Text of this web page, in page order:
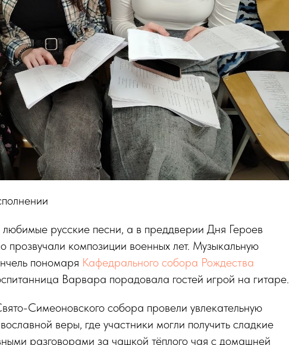
любимые русские песни, а в преддверии Дня Героев
прозвучали композиции военных лет. Музыкальную
пономаря Кафедрального собора Рождества
Варвара порадовала гостей игрой на гитаре.
Симеоновского собора провели увлекательную
веры, где участники могли получить сладкие
разговорами за чашкой тёплого чая с домашней